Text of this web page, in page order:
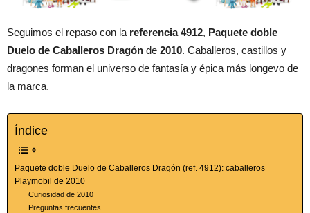
Seguimos el repaso con la referencia 4912, Paquete doble
Duelo de Caballeros Dragón de 2010. Caballeros, castillos y
dragones forman el universo de fantasía y épica más longevo de
la marca.
Índice
Paquete doble Duelo de Caballeros Dragón (ref. 4912): caballeros
Playmobil de 2010
Curiosidad de 2010
Preguntas frecuentes